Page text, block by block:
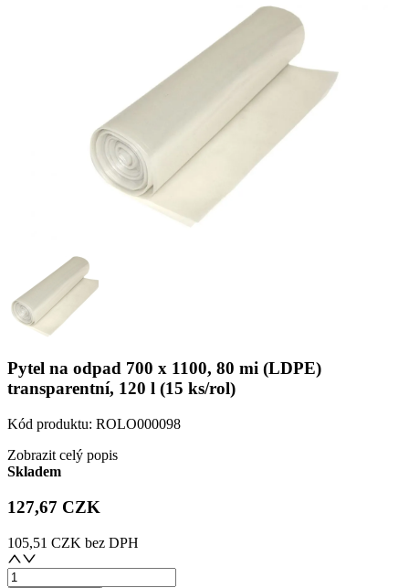
Pytel na odpad 700 x 1100, 80 mi (LDPE)
transparentní, 120 l (15 ks/rol)
Kód produktu: ROLO000098
Zobrazit celý popis
Skladem
127,67 CZK
105,51 CZK bez DPH